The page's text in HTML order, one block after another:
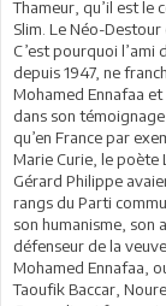
Thameur, qu’il est le
Slim. Le Néo-
C’est pourquoi
depuis 1947, ne
Mohamed Ennafaa
dans son
qu’en France par
Marie Curie, le poète
Gérard Philippe
rangs du Parti
son humanisme, son
défenseur de la
Mohamed Ennafaa,
Taoufik Baccar,